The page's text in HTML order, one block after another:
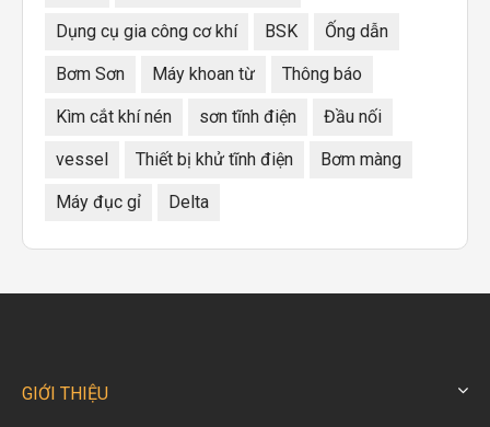
Dụng cụ gia công cơ khí BSK Ống dẫn
Bơm Sơn Máy khoan từ Thông báo
Kìm cắt khí nén sơn tĩnh điện Đầu nối
vessel Thiết bị khử tĩnh điện Bơm màng
Máy đục gỉ Delta
GIỚI THIỆU